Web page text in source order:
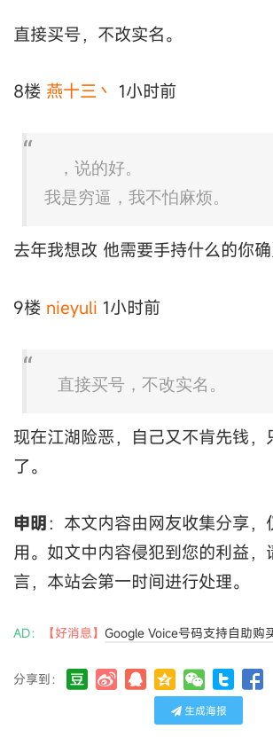
直接买号，不改实名。
8楼 燕十三丶 1小时前
，说的好。
我是穷逼，我不怕麻烦。
去年我想改 他需要手持什么的你
9楼 nieyuli 1小时前
直接买号，不改实名。
现在江湖险恶，自己又不肯先钱，
了。
申明 ：本文内容由网友收集分享，
用。如文中内容侵犯到您的利益，
言，本站会第一时间进行处理。
AD： 【好消息】 Google Voice号码支持自助购
分享到：
生成海报